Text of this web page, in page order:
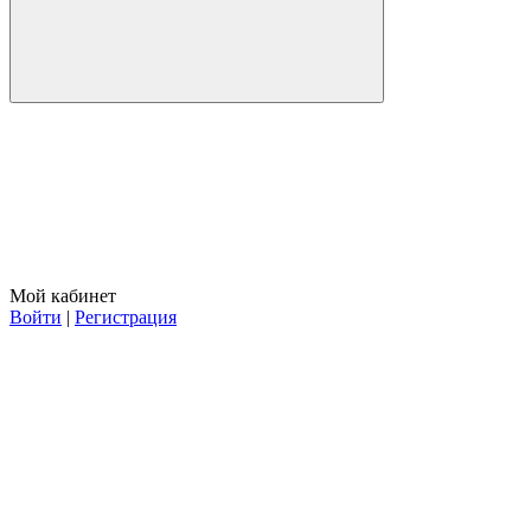
Мой кабинет
Войти | Регистрация